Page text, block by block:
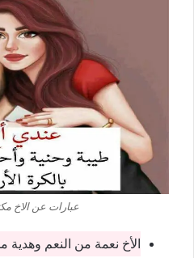
عبارات عن الاخ
الأخ نعمة من النعم وهدية